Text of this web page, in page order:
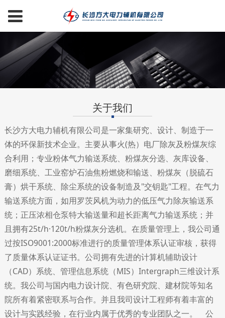
关于我们
长沙方大电力辅机有限公司是一家集研究、设计、制造于一
体的环保新技术企业。主要从事火(热）电厂除灰及粉煤灰综
合利用；专业粉体气力输送系统、粉煤灰分选、灰库设备、
磨细系统、工业窑炉石油焦粉燃烧和输送、粉煤灰（脱硫石
膏）烘干系统、除尘系统的设备制造及"交钥匙"工程。在气力
输送系统方面，如用罗茨风机为动力的低压气力除灰输送系
统；正压浓相仓泵特大输送量和超长距离气力输送系统；并
且拥有25t/h·120t/h粉煤灰分选机。在质量管理上，我公司通
过按ISO9001:2000标准进行的质量管理体系认证审核，获得
了质量体系认证证书。公司拥有先进的计算机辅助设计
（CAD）系统、管理信息系统（MIS）Intergraph三维设计系
统。我公司与国内电力设计院、有色研究院、建材院等知名
院所有着紧密联系与合作。并且我司设计工程师有着丰富的
设计与实践经验，在行业内属于优秀的专业团队之一。 公